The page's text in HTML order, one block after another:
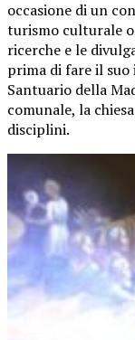
occasione di un
turismo culturale
ricerche e le
prima di fare il
Santuario della
comunale, la
disciplini.